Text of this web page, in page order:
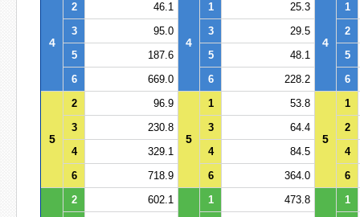
4
2 46.1
4
1 25.3
4
1
3
95.0 3 29.5
2
5
187.6 5 48.1
5
6
669.0 6 228.2 6
5
2 96.9
5
1 53.8
5
1
3
230.8 3 64.4
2
4
329.1 4 84.5
4
6
718.9 6 364.0 6
2 602.1 1 473.8
1